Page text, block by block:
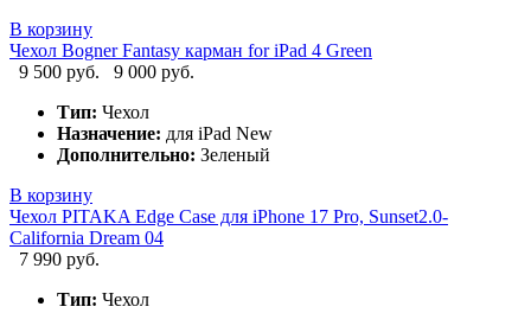
В корзину
Чехол Bogner Fantasy карман for iPad 4 Green
9 500 руб.
9 000 руб.
Тип: Чехол
Назначение: для iPad New
Дополнительно: Зеленый
В корзину
Чехол PITAKA Edge Case для iPhone 17 Pro, Sunset2.0-
California Dream 04
7 990 руб.
Тип: Чехол